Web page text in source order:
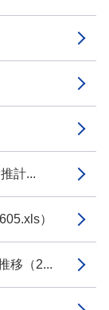
計...
）
移（2...